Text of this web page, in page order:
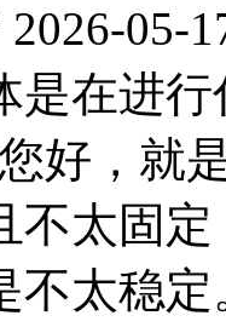
2026-05-
是在进
您好，就
不太固
不太稳定